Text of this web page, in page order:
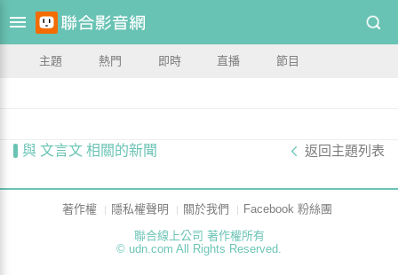
主題 熱門 即時 直播 節目
與 文言文 相關的新聞 返回主題列表
著作權 隱私權聲明 關於我們
Facebook 粉絲團
聯合線上公司 著作權所有
© udn.com All Rights Reserved.